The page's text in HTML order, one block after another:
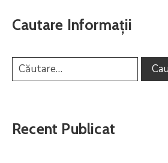
Cautare Informații
Recent Publicat